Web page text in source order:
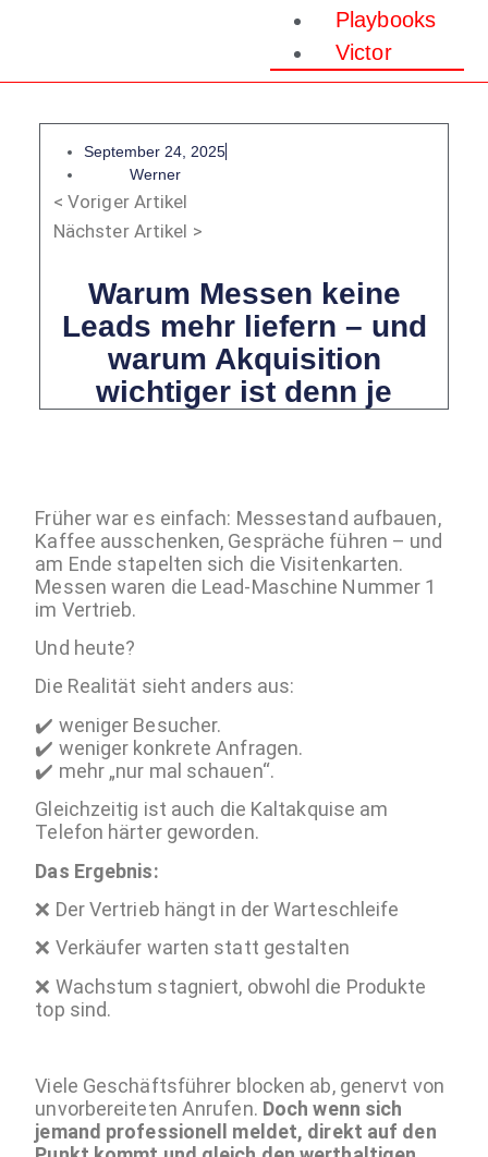
Playbooks
Victor
September 24, 2025
Werner
< Voriger Artikel
Nächster Artikel >
Warum Messen keine
Leads mehr liefern – und
warum Akquisition
wichtiger ist denn je
Früher war es einfach: Messestand aufbauen,
Kaffee ausschenken, Gespräche führen – und
am Ende stapelten sich die Visitenkarten.
Messen waren die Lead-Maschine Nummer 1
im Vertrieb.
Und heute?
Die Realität sieht anders aus:
✔️ weniger Besucher.
✔️ weniger konkrete Anfragen.
✔️ mehr „nur mal schauen“.
Gleichzeitig ist auch die Kaltakquise am
Telefon härter geworden.
Das Ergebnis:
❌ Der Vertrieb hängt in der Warteschleife
❌ Verkäufer warten statt gestalten
❌ Wachstum stagniert, obwohl die Produkte
top sind.
Viele Geschäftsführer blocken ab, genervt von
unvorbereiteten Anrufen. Doch wenn sich
jemand professionell meldet, direkt auf den